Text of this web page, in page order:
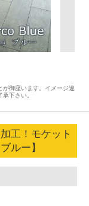
御座います。イメージ違
下さい。
工！モケット
ルー】